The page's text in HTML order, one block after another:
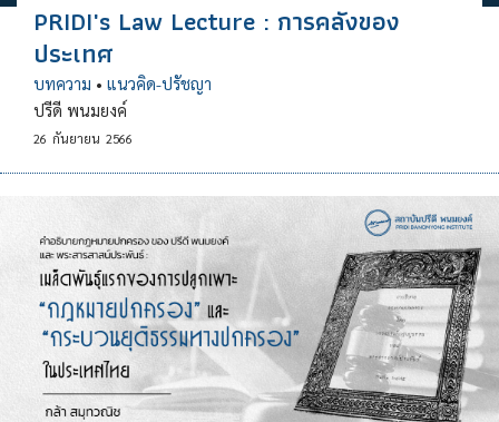
PRIDI's Law Lecture : การคลังของ
ประเทศ
บทความ • แนวคิด-ปรัชญา
ปรีดี พนมยงค์
26 กันยายน 2566